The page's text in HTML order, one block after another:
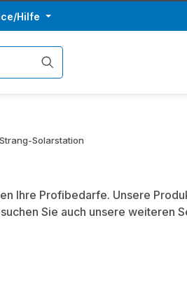
Hilfe
Solarstation
Ihre Profibedarfe. Unsere
Sie auch unsere weiteren